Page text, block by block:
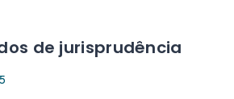
de jurisprudência